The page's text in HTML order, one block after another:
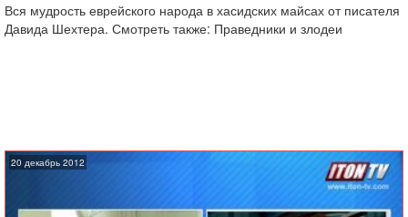
Вся мудрость еврейского народа в хасидских майсах от писателя
Давида Шехтера. Смотреть также: Праведники и злодеи
20 декабрь 2012